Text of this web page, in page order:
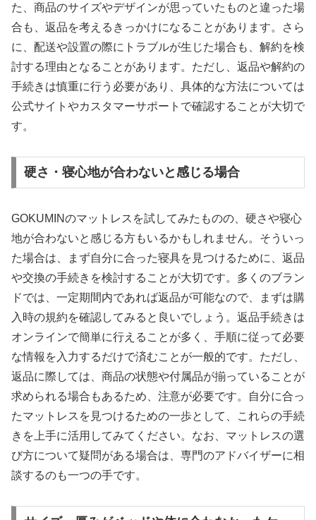
た、商品のサイズやデザインが思っていたものと違った場
合も、返品を考えるきっかけになることがあります。さら
に、配送や設置の際にトラブルが生じた場合も、解約を検
討する理由となることがあります。ただし、返品や解約の
手続きは慎重に行う必要があり、具体的な方法については
公式サイトやカスタマーサポートで確認することが大切で
す。
硬さ・寝心地が合わないと感じる場合
GOKUMINのマットレスを試してみたものの、硬さや寝心
地が合わないと感じる方もいるかもしれません。そういっ
た場合は、まず自分に合った寝具を見つけるために、返品
や交換の手続きを検討することが大切です。多くのブラン
ドでは、一定期間内であれば返品が可能なので、まずは購
入時の規約を確認してみると良いでしょう。返品手続きは
オンラインで簡単に行えることが多く、手順に従って必要
な情報を入力するだけで済むことが一般的です。ただし、
返品に際しては、商品の状態や付属品が揃っていることが
求められる場合もあるため、注意が必要です。自分に合っ
たマットレスを見つけるための一歩として、これらの手続
きを上手に活用してみてください。なお、マットレスの選
び方について疑問がある場合は、専門のアドバイザーに相
談するのも一つの手です。